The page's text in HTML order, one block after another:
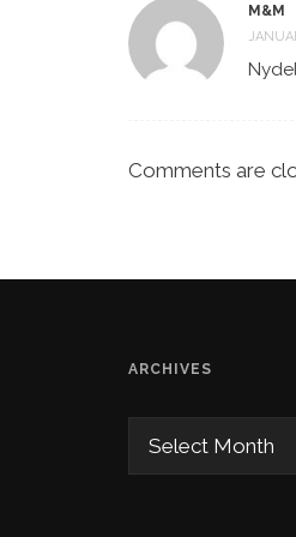
M&M
Comments are
ARCHIVES